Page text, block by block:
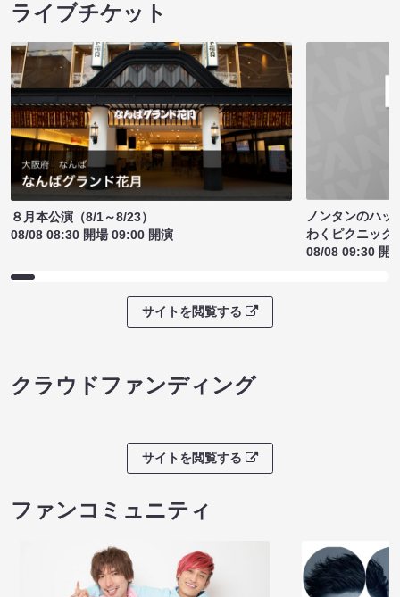
ライブチケット
８月本公演（8/1～8/23）
08/08 08:30 開場 09:00 開演
ノンタンのハッ
わくピクニック
08/08 09:30 開
サイトを閲覧する
クラウドファンディング
サイトを閲覧する
ファンコミュニティ